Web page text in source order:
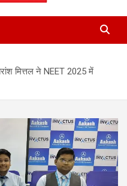
– Latest
in Hindi,
Headlines
मित्तल ने NEET 2025 में